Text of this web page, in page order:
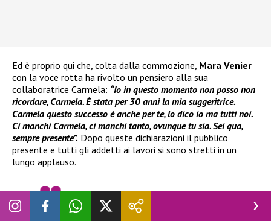
Ed è proprio qui che, colta dalla commozione, Mara Venier
con la voce rotta ha rivolto un pensiero alla sua
collaboratrice Carmela: “Io in questo momento non posso non
ricordare, Carmela. È stata per 30 anni la mia suggeritrice.
Carmela questo successo è anche per te, lo dico io ma tutti noi.
Ci manchi Carmela, ci manchi tanto, ovunque tu sia. Sei qua,
sempre presente”. Dopo queste dichiarazioni il pubblico
presente e tutti gli addetti ai lavori si sono stretti in un
lungo applauso.
Grazie zia Mara♥️ #domenicain